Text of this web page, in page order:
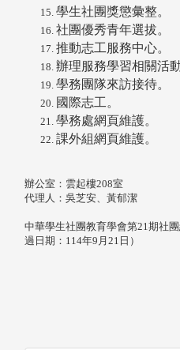
學生社團獎懲彙整。
社團優秀青年選拔。
推動志工服務中心。
辦理服務學習相關活動
學務團隊來訪接待。
國際志工。
學務處網頁維護。
課外組網頁維護。
辦公室：雲起樓208室
代理人：吳芝安、黃郁潔
中華學生社團教育學會第21期社
過日期：114年9月21日）